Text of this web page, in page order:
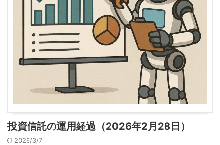
投資信託の運用経過（2026年2月28日）
2026/3/7